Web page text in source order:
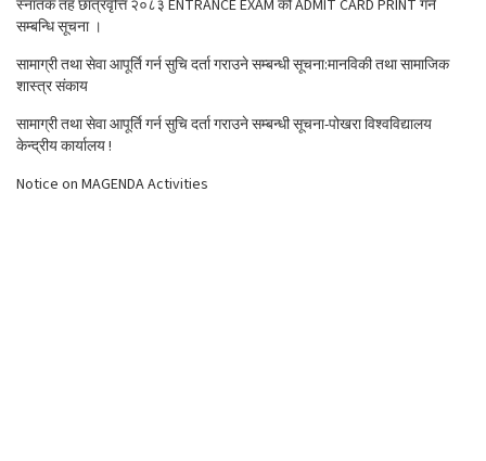
स्नातक तह छात्रवृत्ति २०८३ ENTRANCE EXAM को ADMIT CARD PRINT गर्ने
सम्बन्धि सूचना ।
सामाग्री तथा सेवा आपूर्ति गर्न सुचि दर्ता गराउने सम्बन्धी सूचना:मानविकी तथा सामाजिक
शास्त्र संकाय
सामाग्री तथा सेवा आपूर्ति गर्न सुचि दर्ता गराउने सम्बन्धी सूचना-पोखरा विश्वविद्यालय
केन्द्रीय कार्यालय !
Notice on MAGENDA Activities